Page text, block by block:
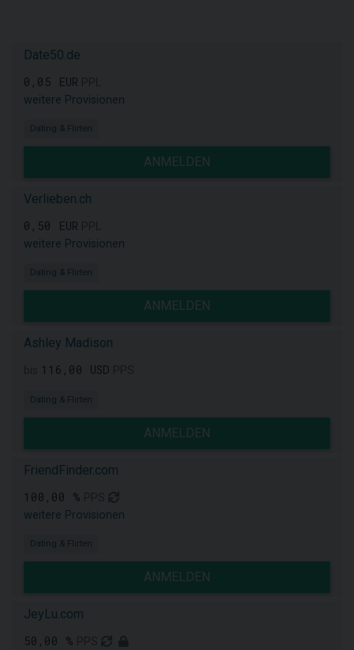
Date50.de
0,05 EUR
weitere Provisionen
Dating & Flirten
ANMELDEN
Verlieben.ch
0,50 EUR
weitere Provisionen
Dating & Flirten
ANMELDEN
Ashley Madison
116,00 USD
Dating & Flirten
ANMELDEN
FriendFinder.com
100,00 %
weitere Provisionen
Dating & Flirten
ANMELDEN
JeyLu.com
50,00 %